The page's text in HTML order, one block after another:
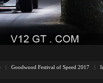
| Goodwood Festival of Speed 2017 |